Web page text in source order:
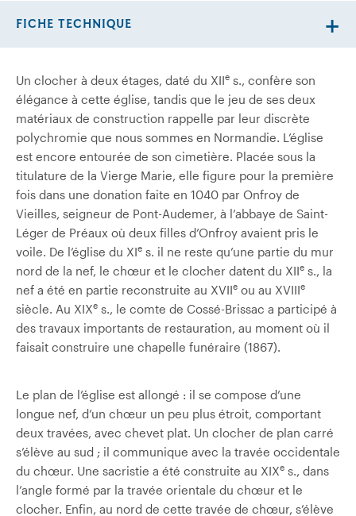
Un clocher à deux étages, daté du XIIe s., confère son
élégance à cette église, tandis que le jeu de ses deux
matériaux de construction rappelle par leur discrète
polychromie que nous sommes en Normandie. L’église
est encore entourée de son cimetière. Placée sous la
titulature de la Vierge Marie, elle figure pour la première
fois dans une donation faite en 1040 par Onfroy de
Vieilles, seigneur de Pont-Audemer, à l’abbaye de Saint-
Léger de Préaux où deux filles d’Onfroy avaient pris le
voile. De l’église du XIe s. il ne reste qu’une partie du mur
nord de la nef, le chœur et le clocher datent du XIIe s., la
nef a été en partie reconstruite au XVIIe ou au XVIIIe
siècle. Au XIXe s., le comte de Cossé-Brissac a participé à
des travaux importants de restauration, au moment où il
faisait construire une chapelle funéraire (1867).
Le plan de l’église est allongé : il se compose d’une
longue nef, d’un chœur un peu plus étroit, comportant
deux travées, avec chevet plat. Un clocher de plan carré
s’élève au sud ; il communique avec la travée occidentale
du chœur. Une sacristie a été construite au XIXe s., dans
l’angle formé par la travée orientale du chœur et le
clocher. Enfin, au nord de cette travée de chœur, s’élève
FICHE TECHNIQUE